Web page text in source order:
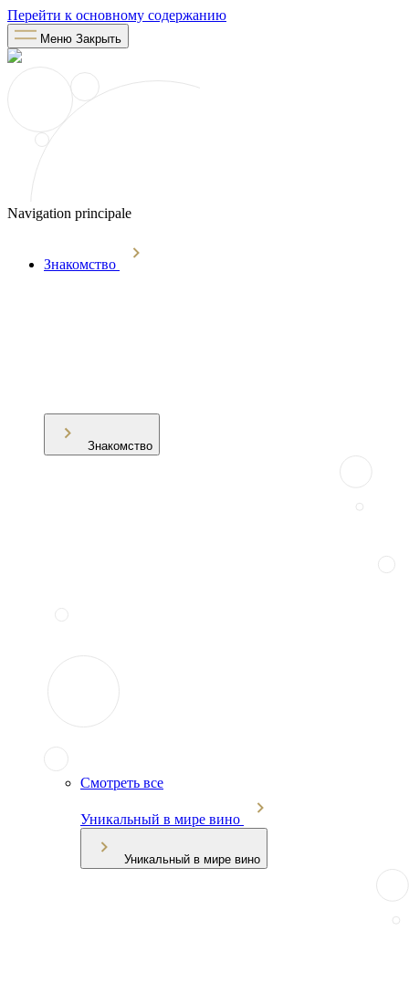
Перейти к основному содержанию
Меню Закрыть
Navigation principale
Знакомство
Знакомство
Смотреть все
Уникальный в мире вино
Уникальный в мире вино